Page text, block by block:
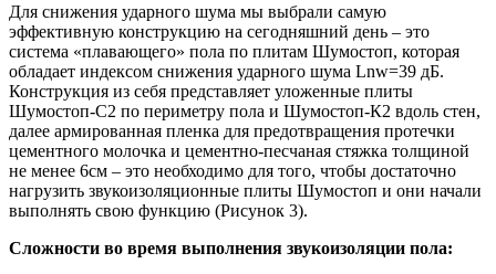
Для снижения ударного шума мы выбрали самую
эффективную конструкцию на сегодняшний день – это
система «плавающего» пола по плитам Шумостоп, которая
обладает индексом снижения ударного шума Lnw=39 дБ.
Конструкция из себя представляет уложенные плиты
Шумостоп-С2 по периметру пола и Шумостоп-К2 вдоль стен,
далее армированная пленка для предотвращения протечки
цементного молочка и цементно-песчаная стяжка толщиной
не менее 6см – это необходимо для того, чтобы достаточно
нагрузить звукоизоляционные плиты Шумостоп и они начали
выполнять свою функцию (Рисунок 3).
Сложности во время выполнения звукоизоляции пола: